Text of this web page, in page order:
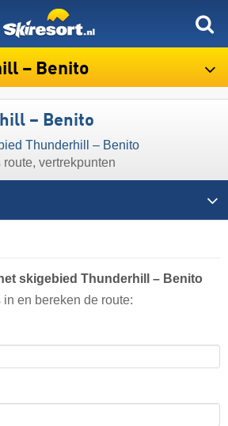
– Benito
– Benito
Thunderhill – Benito
vertrekpunten
skigebied Thunderhill – Benito
en bereken de route: